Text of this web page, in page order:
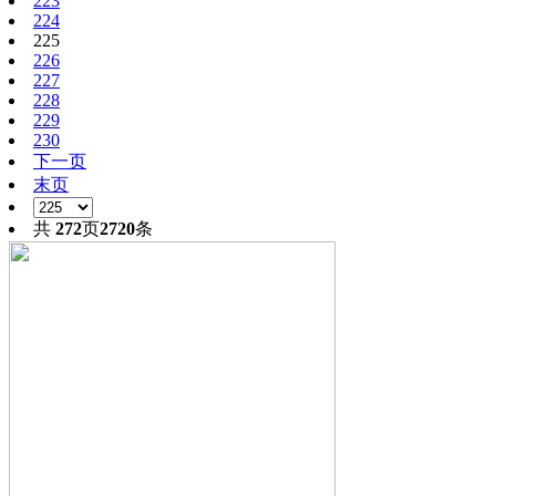
224
225
226
227
228
229
230
下一页
末页
共 272页2720条